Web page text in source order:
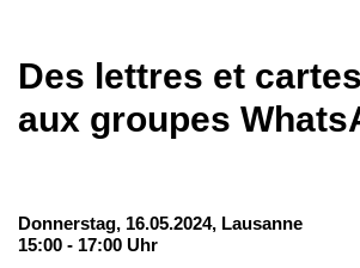
Des lettres et
aux groupes
Donnerstag, 16.05.2024, Lausanne
15:00 - 17:00 Uhr